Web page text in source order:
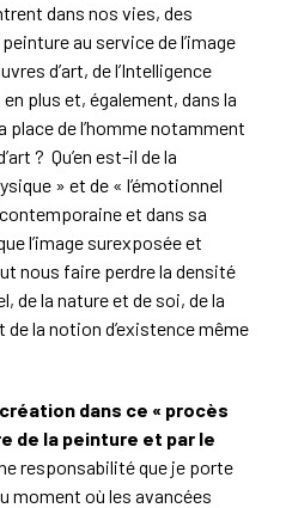
dans nos vies, des
au service de l’image
d’art, de l’Intelligence
plus et, également, dans la
place de l’homme notamment
? Qu’en est-il de la
» et de « l’émotionnel
et dans sa
l’image surexposée et
nous faire perdre la densité
de la nature et de soi, de la
la notion d’existence même
dans ce « procès
de la peinture et par le
responsabilité que je porte
moment où les avancées